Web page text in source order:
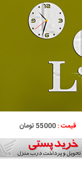
قیمت :55000 تومان